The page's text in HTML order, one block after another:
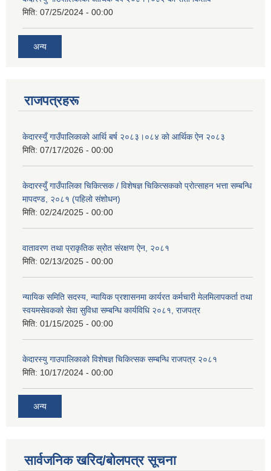
मिति: 07/25/2024 - 00:00
अन्य
राजपत्रहरू
केदारस्युँ गाउँपालिकाकाे आर्थि बर्ष २०८३।०८४ काे आर्थिक ऐन २०८३
मिति: 07/17/2026 - 00:00
केदारस्युँ गाउँपालिका चिकित्सक / विशेषज्ञ चिकित्सकको प्रोत्साहन भत्ता सम्बन्धि
मापदण्ड, २०८१ (पहिलो संशोधन)
मिति: 02/24/2025 - 00:00
वातावरण तथा प्राकृतिक स्रोत संरक्षण ऐन, २०८१
मिति: 02/13/2025 - 00:00
न्यायिक समिति सदस्य, न्यायिक प्रशासनमा कार्यरत कर्मचारी मेलमिलापकर्ता तथा
स्वयमसेवकको सेवा सुविधा सम्बन्धि कार्यविधि २०८१, राजपत्र
मिति: 01/15/2025 - 00:00
केदारस्यु गाउपालिकाको विशेषज्ञ चिकित्सक सम्बन्धि राजपत्र २०८१
मिति: 10/17/2024 - 00:00
अन्य
सार्वजनिक खरिद/बोलपत्र सूचना